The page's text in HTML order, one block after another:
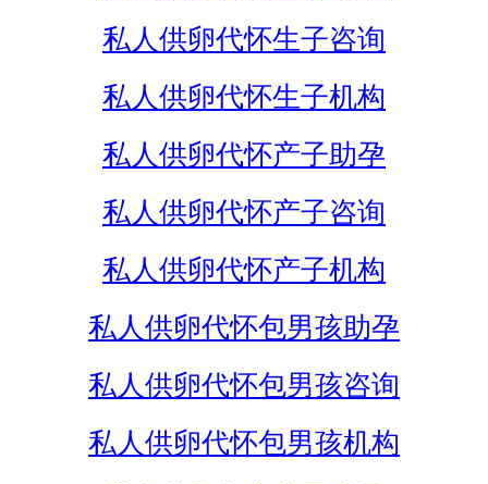
私人供卵代怀生子咨询
私人供卵代怀生子机构
私人供卵代怀产子助孕
私人供卵代怀产子咨询
私人供卵代怀产子机构
私人供卵代怀包男孩助孕
私人供卵代怀包男孩咨询
私人供卵代怀包男孩机构